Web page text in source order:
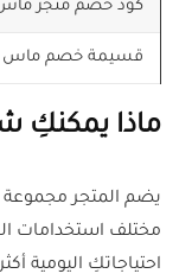
كود خصم متجر
قسيمة خصم ماس
ماذا يمكنكِ
يضم المتجر مجموعة
مختلف استخدامات
احتياجاتكِ اليومية